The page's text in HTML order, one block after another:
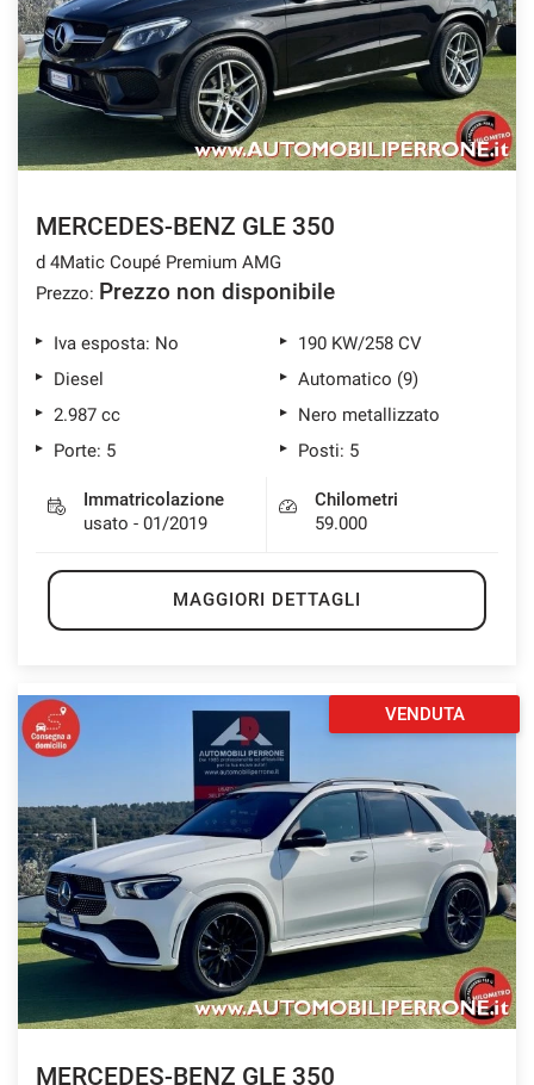
MERCEDES-BENZ GLE 350
d 4Matic Coupé Premium AMG
Prezzo: Prezzo non disponibile
Iva esposta: No
190 KW/258 CV
Diesel
Automatico (9)
2.987 cc
Nero metallizzato
Porte: 5
Posti: 5
Immatricolazione
usato - 01/2019
Chilometri
59.000
MAGGIORI DETTAGLI
VENDUTA
MERCEDES-BENZ GLE 350